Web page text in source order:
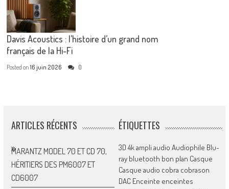
Davis Acoustics : l’histoire d’un grand nom
français de la Hi-Fi
Posted on16 juin 2026 0
ARTICLES RÉCENTS
MARANTZ MODEL 70 ET CD 70,
HÉRITIERS DES PM6007 ET
CD6007
ÉTIQUETTES
3D 4kampli audio Audiophile Blu-
ray bluetooth bon plan Casque
Casque audio cobra cobrason
DAC Enceinte enceintes